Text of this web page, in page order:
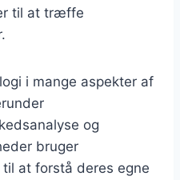
til at træffe
i mange aspekter af
og
bruger
at forstå deres egne